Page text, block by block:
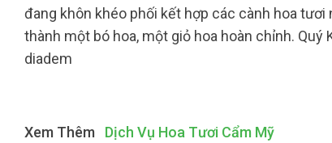
đang khôn khéo phối kết hợp các cành hoa
thành một bó hoa, một giỏ hoa hoàn chỉnh.
diadem
Xem Thêm Dịch Vụ Hoa Tươi Cẩm Mỹ